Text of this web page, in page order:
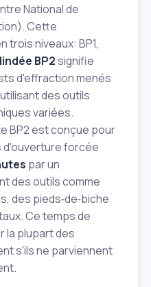
National de
Cette
trois niveaux: BP1,
BP2signifie
d'effraction menés
des outils
variées.
BP2 est conçue pour
forcée
par un
des outils comme
des pieds‑de‑biche
Ce temps de
la plupart des
s'ils ne parviennent